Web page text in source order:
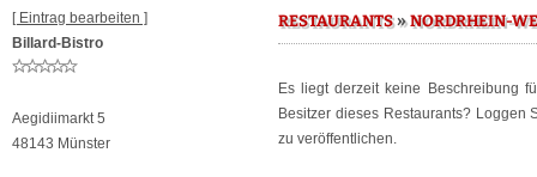
[ Eintrag bearbeiten ]
Billard-Bistro
Aegidiimarkt 5
48143 Münster
RESTAURANTS»NORDRHEIN-
Es liegt derzeit keine Beschreibung
Besitzer dieses Restaurants? Loggen
zu veröffentlichen.